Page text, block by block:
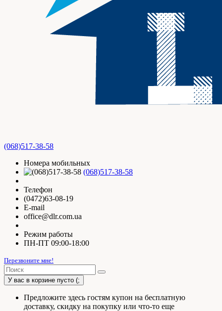
(068)517-38-58
Номера мобильных
(068)517-38-58
Телефон
(0472)63-08-19
E-mail
office@dlr.com.ua
Режим работы
ПН-ПТ 09:00-18:00
Перезвоните мне!
У вас в корзине пусто (;
Предложите здесь гостям купон на бесплатную
доставку, скидку на покупку или что-то еще